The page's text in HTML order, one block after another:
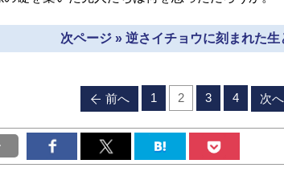
次ページ » 逆さイチョウに刻まれた生
前へ 1 2 3 4 次へ